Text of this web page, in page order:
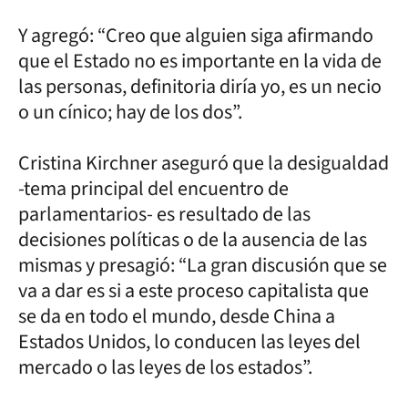
Y agregó: “Creo que alguien siga afirmando
que el Estado no es importante en la vida de
las personas, definitoria diría yo, es un necio
o un cínico; hay de los dos”.
Cristina Kirchner aseguró que la desigualdad
-tema principal del encuentro de
parlamentarios- es resultado de las
decisiones políticas o de la ausencia de las
mismas y presagió: “La gran discusión que se
va a dar es si a este proceso capitalista que
se da en todo el mundo, desde China a
Estados Unidos, lo conducen las leyes del
mercado o las leyes de los estados”.